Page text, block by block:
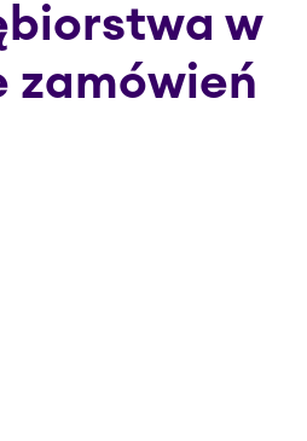
w
zamówień